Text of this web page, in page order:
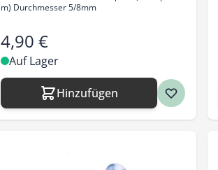
m) Durchmesser 5/8mm
4,90 €
Auf Lager
Hinzufügen